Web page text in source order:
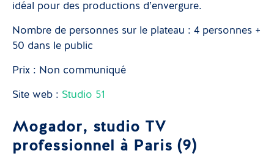
idéal pour des productions d’envergure.
Nombre de personnes sur le plateau : 4 personnes +
50 dans le public
Prix : Non communiqué
Site web : Studio 51
Mogador, studio TV
professionnel à Paris (9)